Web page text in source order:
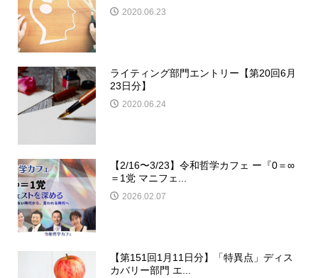
2020.06.23
ライティング部門エントリー【第20回6月
23日分】
2020.06.24
【2/16〜3/23】令和哲学カフェ ー『0＝∞
＝1党 マニフェ...
2026.02.07
【第151回1月11日分】「特異点」ディス
カバリー部門 エ...